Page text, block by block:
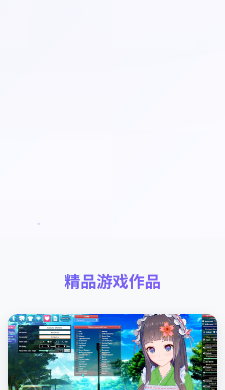
精品游戏作品